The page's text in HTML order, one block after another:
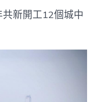
新開工12個城中